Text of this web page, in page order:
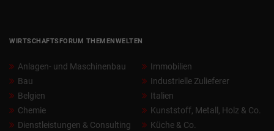
WIRTSCHAFTSFORUM THEMENWELTEN
Anlagen- und Maschinenbau
Bau
Belgien
Chemie
Dienstleistungen & Consulting
Immobilien
Industrielle Zulieferer
Italien
Kunststoff, Metall, Holz & Co.
Küche & Co.